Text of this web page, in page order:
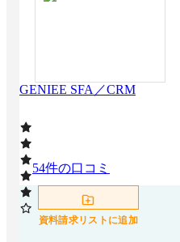
GENIEE SFA／CRM
54件の口コミ
資料請求リストに追加